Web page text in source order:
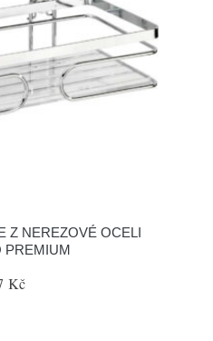
Z NEREZOVÉ OCELI
PREMIUM
Kč